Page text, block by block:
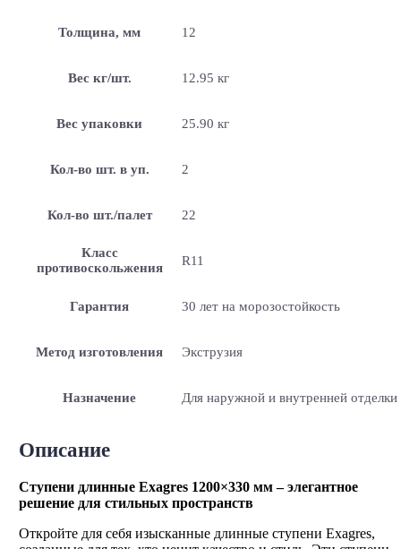
Толщина, мм 12
Вес кг/шт. 12.95 кг
Вес упаковки 25.90 кг
Кол-во шт. в уп. 2
Кол-во шт./палет 22
Класс
противоскольжения
R11
Гарантия 30 лет на морозостойкость
Метод изготовления Экструзия
Назначение Для наружной и внутренней отделки
Описание
Ступени длинные Exagres 1200×330 мм – элегантное
решение для стильных пространств
Откройте для себя изысканные длинные ступени Exagres,